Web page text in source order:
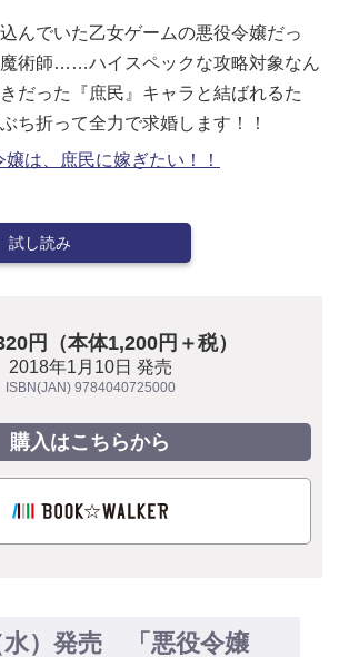
んでいた乙女ゲームの悪役令嬢だっ
術師……ハイスペックな攻略対象なん
だった『庶民』キャラと結ばれるた
ち折って全力で求婚します！！
嬢は、庶民に嫁ぎたい！！
試し読み
円（本体1,200円＋税）
2018年1月10日 発売
ISBN(JAN) 9784040725000
購入はこちらから
水）発売 「悪役令嬢